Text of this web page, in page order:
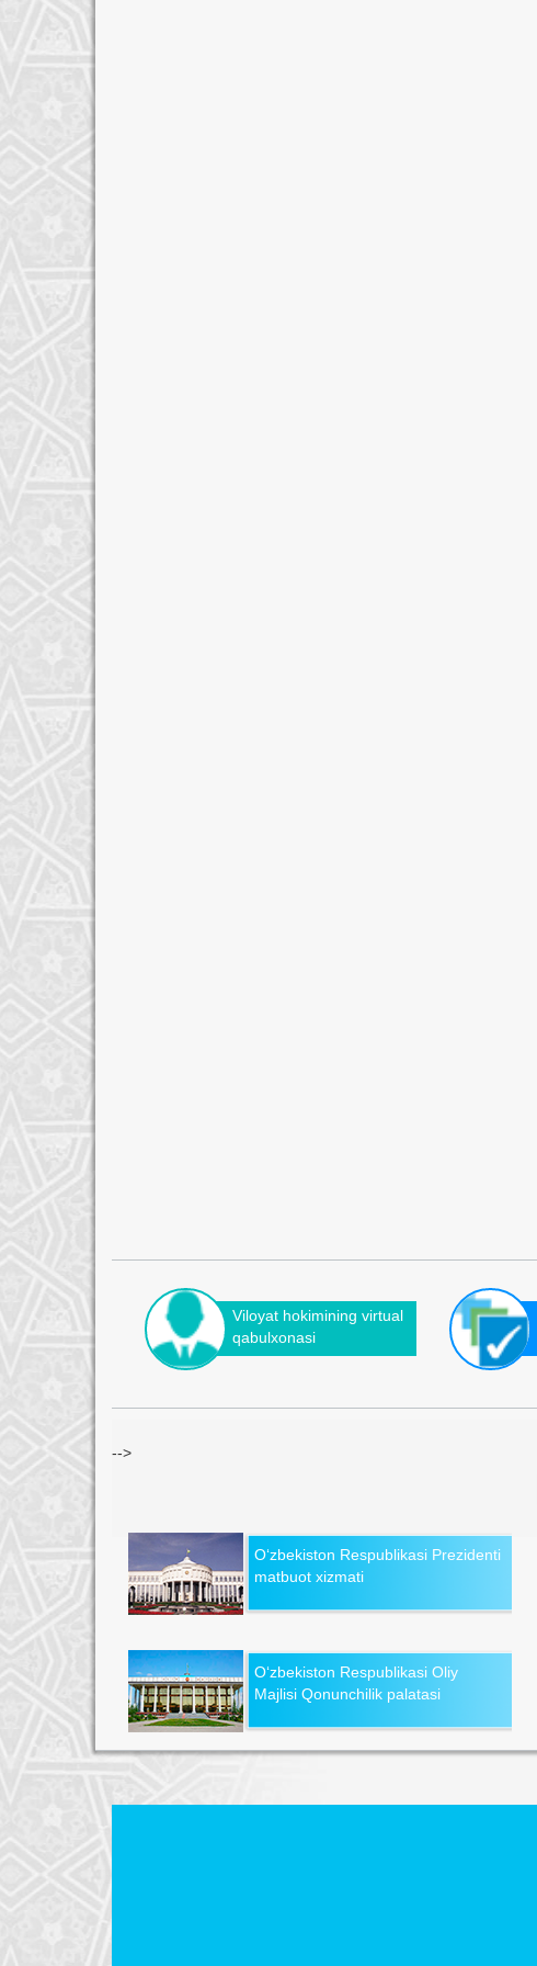
Viloyat hokimining virtual
qabulxonasi
-->
O‘zbekiston Respublikasi Prezidenti
matbuot xizmati
O‘zbekiston Respublikasi Oliy
Majlisi Qonunchilik palatasi